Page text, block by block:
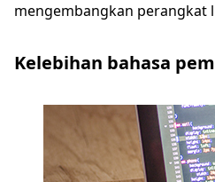
mengembangkan perangkat
Kelebihan bahasa